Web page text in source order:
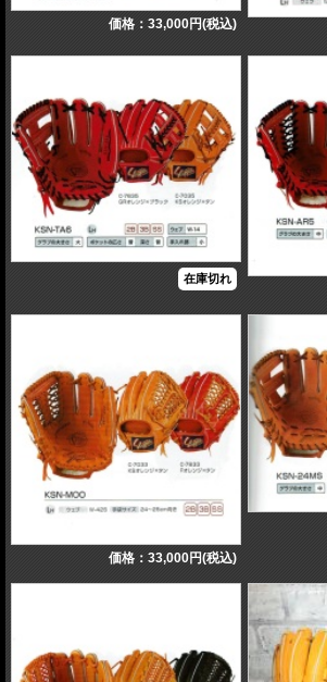
価格：33,000円(税込)
在庫切れ
価格：33,000円(税込)